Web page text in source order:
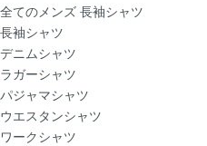
全てのメンズ 長袖シャツ
長袖シャツ
デニムシャツ
ラガーシャツ
パジャマシャツ
ウエスタンシャツ
ワークシャツ